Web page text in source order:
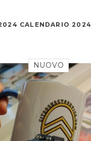
CALENDARIO 2024
NUOVO